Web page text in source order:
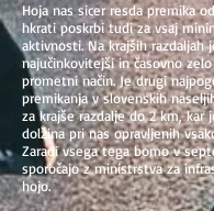
Hoja nas sicer resda premika
hkrati poskrbi tudi za vsaj
aktivnosti. Na krajših razdaljah
najučinkovitejši in časovno
prometni način. Je drugi
premikanja v slovenskih
za krajše razdalje do 2 km, kar
dolžina pri nas opravljenih
Zaradi vsega tega bomo v
sporočajo z ministrstva za
hojo.